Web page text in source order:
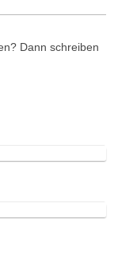
Dann schreiben